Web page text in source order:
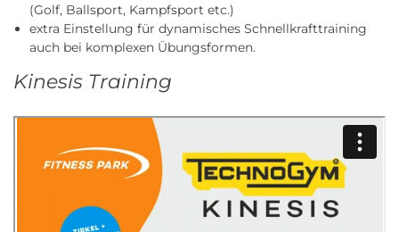
(Golf, Ballsport, Kampfsport etc.)
extra Einstellung für dynamisches Schnellkrafttraining
auch bei komplexen Übungsformen.
Kinesis Training